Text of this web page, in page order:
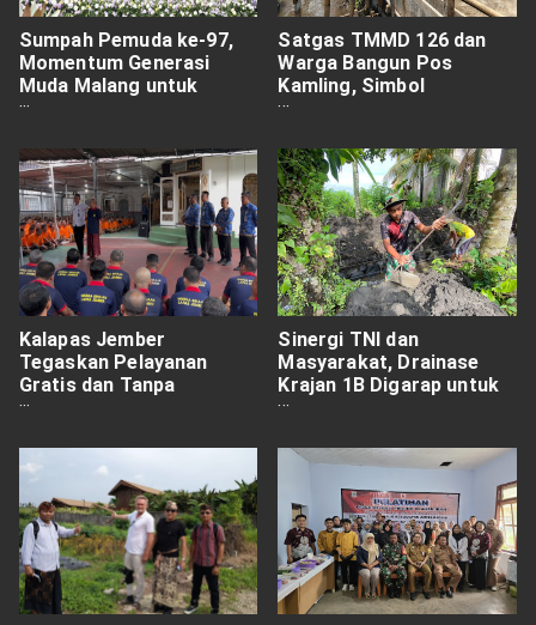
Sumpah Pemuda ke-97,
Momentum Generasi
Muda Malang untuk
Bergerak Bersatu
Satgas TMMD 126 dan
Warga Bangun Pos
Kamling, Simbol
Persaudaraan di
Kalapas Jember
Tegaskan Pelayanan
Gratis dan Tanpa
Diskriminasi Dihadapan
Sinergi TNI dan
Masyarakat, Drainase
Krajan 1B Digarap untuk
Cegah Genangan Air